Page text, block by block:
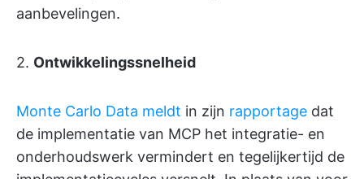
aanbevelingen.
2. Ontwikkelingssnelheid
Monte Carlo Data meldt in zijn rapportage dat
de implementatie van MCP het integratie- en
onderhoudswerk vermindert en tegelijkertijd de